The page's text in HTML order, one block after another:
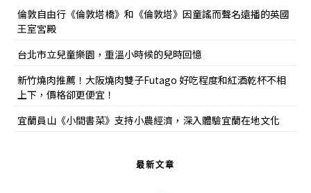
倫敦自由行《倫敦塔橋》和《倫敦塔》因童謠而聲名遠播的英國
王室宮殿
台北市立兒童樂園，重溫小時候的兒時回憶
新竹燒肉推薦！大阪燒肉雙子Futago 好吃程度和紅酒乾杯不相
上下，價格卻更便宜！
宜蘭員山《小間書菜》支持小農經濟，深入體驗宜蘭在地文化
最新文章